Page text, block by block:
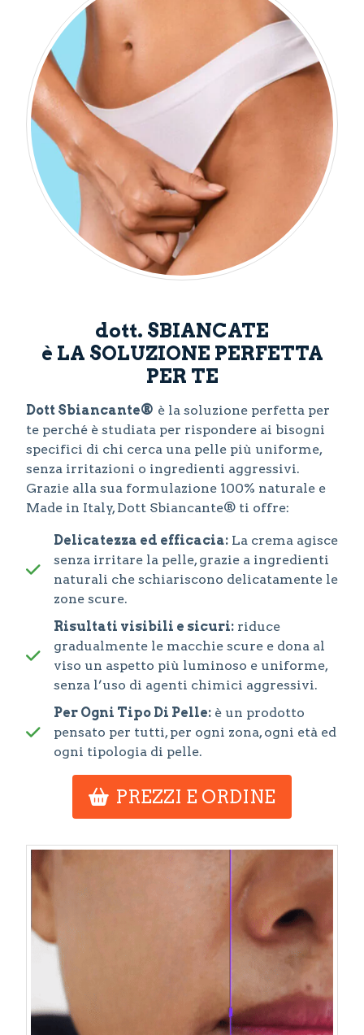
dott. SBIANCATE
è LA SOLUZIONE PERFETTA
PER TE
Dott Sbiancante® è la soluzione perfetta per
te perché è studiata per rispondere ai bisogni
specifici di chi cerca una pelle più uniforme,
senza irritazioni o ingredienti aggressivi.
Grazie alla sua formulazione 100% naturale e
Made in Italy, Dott Sbiancante® ti offre:
Delicatezza ed efficacia: La crema agisce
senza irritare la pelle, grazie a ingredienti
naturali che schiariscono delicatamente le
zone scure.
Risultati visibili e sicuri: riduce
gradualmente le macchie scure e dona al
viso un aspetto più luminoso e uniforme,
senza l’uso di agenti chimici aggressivi.
Per Ogni Tipo Di Pelle: è un prodotto
pensato per tutti, per ogni zona, ogni età ed
ogni tipologia di pelle.
PREZZI E ORDINE